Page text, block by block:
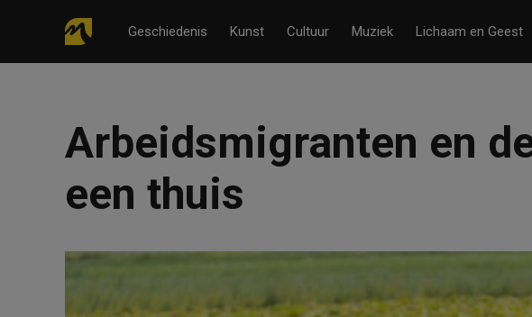
Geschiedenis Kunst Cultuur Muziek Lichaam en Geest
Arbeidsmigranten en
een thuis